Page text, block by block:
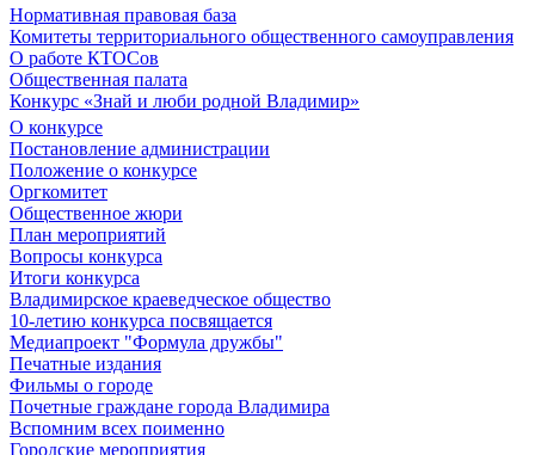
Нормативная правовая база
Комитеты территориального общественного самоуправления
О работе КТОСов
Общественная палата
Конкурс «Знай и люби родной Владимир»
О конкурсе
Постановление администрации
Положение о конкурсе
Оргкомитет
Общественное жюри
План мероприятий
Вопросы конкурса
Итоги конкурса
Владимирское краеведческое общество
10-летию конкурса посвящается
Медиапроект "Формула дружбы"
Печатные издания
Фильмы о городе
Почетные граждане города Владимира
Вспомним всех поименно
Городские мероприятия